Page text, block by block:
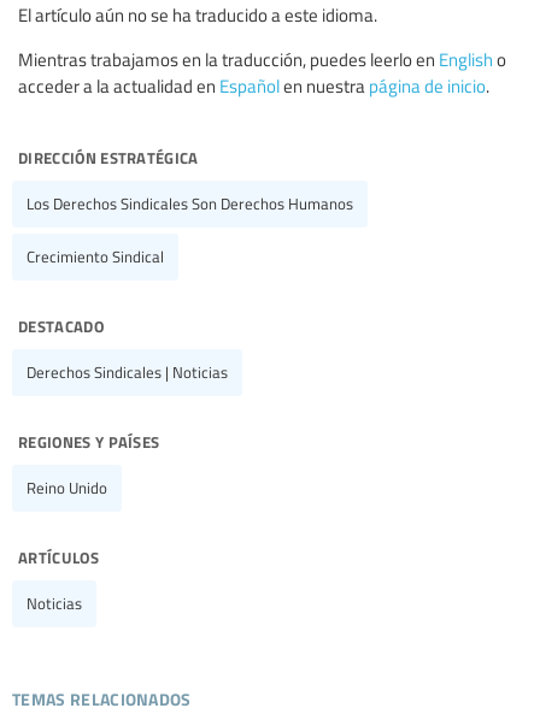
El artículo aún no se ha traducido a este idioma.
Mientras trabajamos en la traducción, puedes leerlo en English o
acceder a la actualidad en Españolen nuestra página de inicio.
dirección estratégica
Los Derechos Sindicales Son Derechos Humanos
Crecimiento Sindical
destacado
Derechos Sindicales | Noticias
regiones y países
Reino Unido
artículos
Noticias
temas relacionados